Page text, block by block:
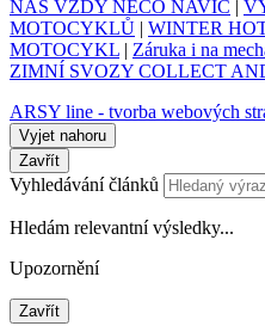
NÁS VŽDY NĚCO NAVÍC |
MOTOCYKLŮ | WINTER
MOTOCYKL | Záruka i na
ZIMNÍ SVOZY COLLECT
ARSY line - tvorba webových
Vyjet nahoru
Zavřít
Vyhledávání článků
Hledám relevantní výsledky...
Upozornění
Zavřít